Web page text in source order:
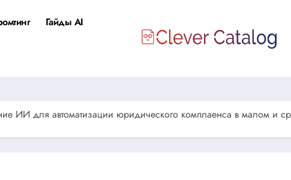
Гайды AI
ИИ для автоматизации юридического комплаенса в малом и